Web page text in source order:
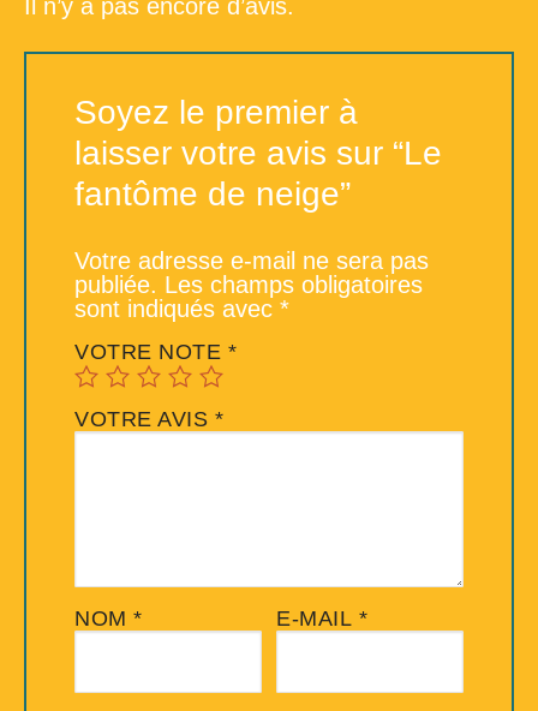
Il n’y a pas encore d’avis.
Soyez le premier à
laisser votre avis sur “Le
fantôme de neige”
Votre adresse e-mail ne sera pas
publiée. Les champs obligatoires
sont indiqués avec *
VOTRE NOTE *
VOTRE AVIS *
NOM * E-MAIL *